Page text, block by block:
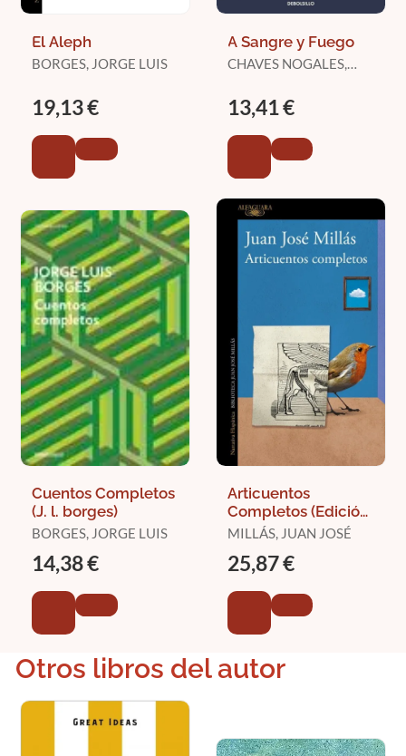
El Aleph
BORGES, JORGE LUIS
19,13 €
A Sangre y Fuego
CHAVES NOGALES,
13,41 €
Cuentos Completos
(J. l. borges)
BORGES, JORGE LUIS
14,38 €
Articuentos
Completos (Edición
Ampliada)
MILLÁS, JUAN JOSÉ
25,87 €
Otros libros del autor